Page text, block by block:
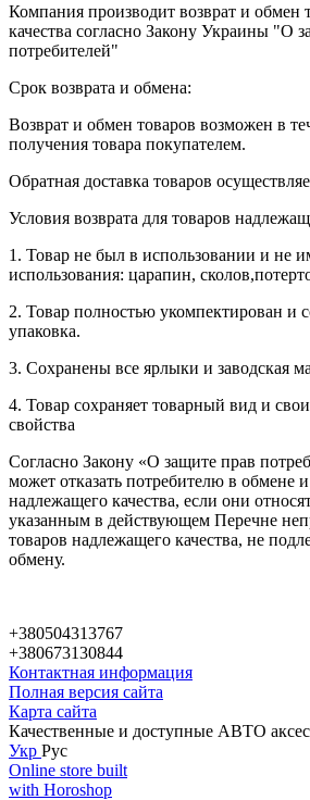
Компания производит возврат и обмен
качества согласно Закону Украины "О
потребителей"
Срок возврата и обмена:
Возврат и обмен товаров возможен в
получения товара покупателем.
Обратная доставка товаров
Условия возврата для товаров
1. Товар не был в использовании и не
использования: царапин,
2. Товар полностью укомпектирован и
упаковка.
3. Сохранены все ярлыки и заводская
4. Товар сохраняет товарный вид и
свойства
Согласно Закону «О защите прав
может отказать потребителю в обмене и
надлежащего качества, если они
указанным в действующем Перечне
товаров надлежащего качества, не
обмену.
+380504313767
+380673130844
Контактная информация
Полная версия сайта
Карта сайта
Качественные и доступные АВТО
Укр Рус
Online store built
with Horoshop